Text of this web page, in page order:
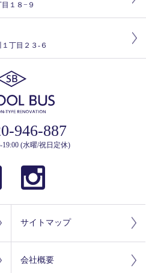
１８−９
丁目２３-６
946-887
19:00 (水曜/祝日定休)
サイトマップ
会社概要